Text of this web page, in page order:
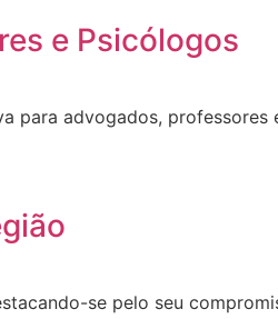
e Psicólogos
para advogados, professores
se pelo seu